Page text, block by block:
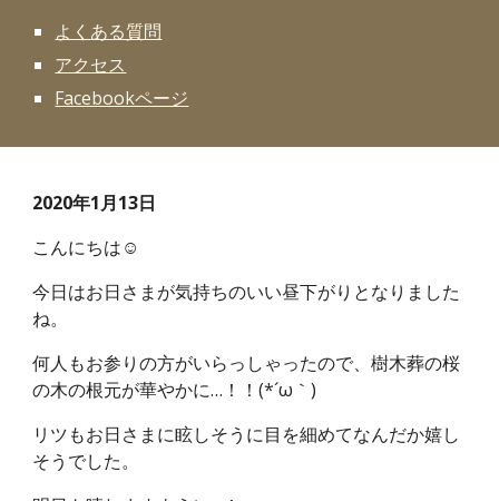
よくある質問
アクセス
Facebookページ
2020年1月13日
こんにちは☺
今日はお日さまが気持ちのいい昼下がりとなりました
ね。
何人もお参りの方がいらっしゃったので、樹木葬の桜
の木の根元が華やかに…！！(*´ω｀)
リツもお日さまに眩しそうに目を細めてなんだか嬉し
そうでした。